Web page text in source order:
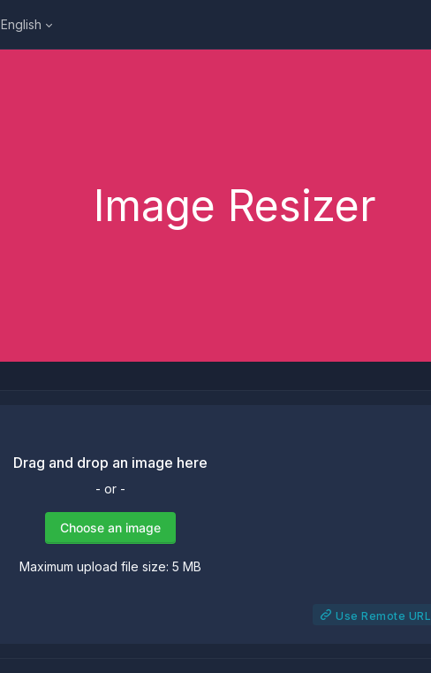
English
Image Resizer
Drag and drop an image here
- or -
Choose an image
Maximum upload file size: 5 MB
Use Remote URL